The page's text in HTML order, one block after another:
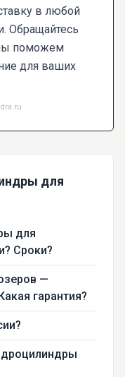
в любой
Обращайтесь
поможем
для ваших
для
для
Сроки?
—
гарантия?